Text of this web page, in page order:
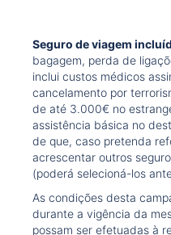
Seguro de viagem
bagagem, perda de
inclui custos médicos
cancelamento por
de até 3.000€ no
assistência básica no
de que, caso pretenda
acrescentar outros
(poderá selecioná-los
As condições desta
durante a vigência da
possam ser efetuadas à